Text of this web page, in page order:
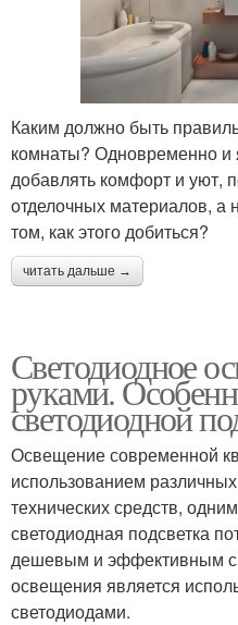
Каким должно быть
комнаты? Одновременно и
добавлять комфорт и уют,
отделочных материалов, а
том, как этого добиться?
читать дальше →
Светодиодное
руками.
светодиодной
Освещение современной
использованием
технических средств,
светодиодная подсветка
дешевым и эффективным
освещения является
светодиодами.